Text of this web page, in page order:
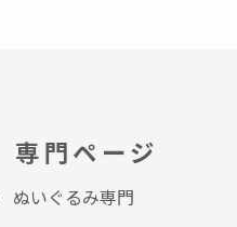
専門ページ
ぬいぐるみ専門